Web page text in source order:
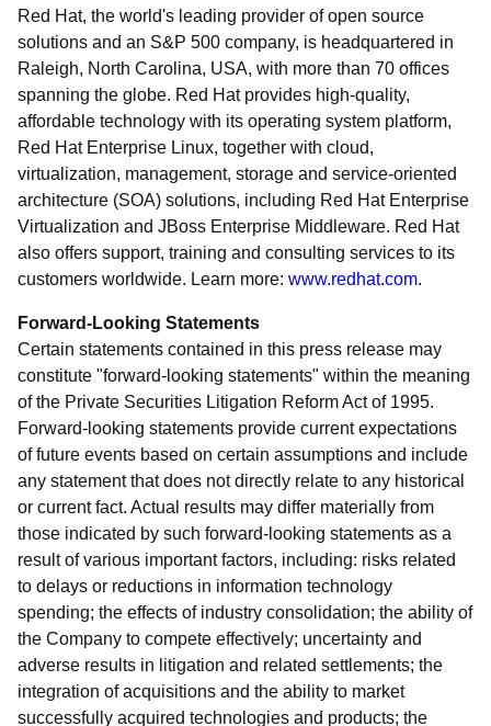
Red Hat, the world's leading provider of open source
solutions and an S&P 500 company, is headquartered in
Raleigh, North Carolina, USA, with more than 70 offices
spanning the globe. Red Hat provides high-quality,
affordable technology with its operating system platform,
Red Hat Enterprise Linux, together with cloud,
virtualization, management, storage and service-oriented
architecture (SOA) solutions, including Red Hat Enterprise
Virtualization and JBoss Enterprise Middleware. Red Hat
also offers support, training and consulting services to its
customers worldwide. Learn more: www.redhat.com.
Forward-Looking Statements
Certain statements contained in this press release may
constitute "forward-looking statements" within the meaning
of the Private Securities Litigation Reform Act of 1995.
Forward-looking statements provide current expectations
of future events based on certain assumptions and include
any statement that does not directly relate to any historical
or current fact. Actual results may differ materially from
those indicated by such forward-looking statements as a
result of various important factors, including: risks related
to delays or reductions in information technology
spending; the effects of industry consolidation; the ability of
the Company to compete effectively; uncertainty and
adverse results in litigation and related settlements; the
integration of acquisitions and the ability to market
successfully acquired technologies and products; the